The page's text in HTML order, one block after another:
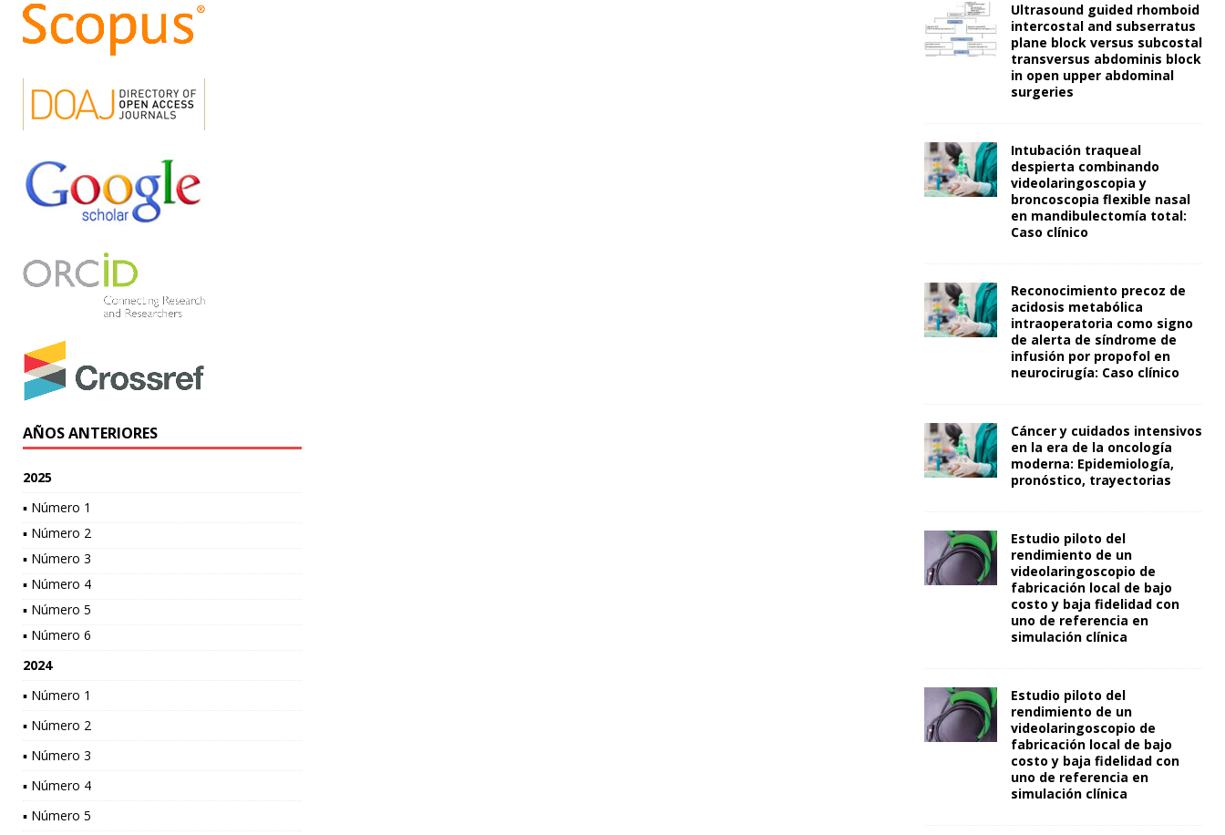
AÑOS ANTERIORES
2025
▪ Número 1
▪ Número 2
▪ Número 3
▪ Número 4
▪ Número 5
▪ Número 6
2024
▪ Número 1
▪ Número 2
▪ Número 3
▪ Número 4
▪ Número 5
Ultrasound guided rhomboid
intercostal and subserratus
plane block versus subcostal
transversus abdominis block
in open upper abdominal
surgeries
Intubación traqueal
despierta combinando
videolaringoscopia y
broncoscopia flexible nasal
en mandibulectomía total:
Caso clínico
Reconocimiento precoz de
acidosis metabólica
intraoperatoria como signo
de alerta de síndrome de
infusión por propofol en
neurocirugía: Caso clínico
Cáncer y cuidados intensivos
en la era de la oncología
moderna: Epidemiología,
pronóstico, trayectorias
Estudio piloto del
rendimiento de un
videolaringoscopio de
fabricación local de bajo
costo y baja fidelidad con
uno de referencia en
simulación clínica
Estudio piloto del
rendimiento de un
videolaringoscopio de
fabricación local de bajo
costo y baja fidelidad con
uno de referencia en
simulación clínica